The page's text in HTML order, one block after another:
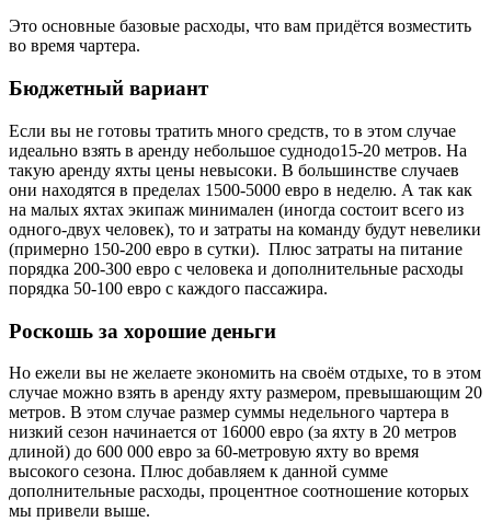
Это основные базовые расходы, что вам придётся возместить
во время чартера.
Бюджетный вариант
Если вы не готовы тратить много средств, то в этом случае
идеально взять в аренду небольшое суднодо15-20 метров. На
такую аренду яхты цены невысоки. В большинстве случаев
они находятся в пределах 1500-5000 евро в неделю. А так как
на малых яхтах экипаж минимален (иногда состоит всего из
одного-двух человек), то и затраты на команду будут невелики
(примерно 150-200 евро в сутки). Плюс затраты на питание
порядка 200-300 евро с человека и дополнительные расходы
порядка 50-100 евро с каждого пассажира.
Роскошь за хорошие деньги
Но ежели вы не желаете экономить на своём отдыхе, то в этом
случае можно взять в аренду яхту размером, превышающим 20
метров. В этом случае размер суммы недельного чартера в
низкий сезон начинается от 16000 евро (за яхту в 20 метров
длиной) до 600 000 евро за 60-метровую яхту во время
высокого сезона. Плюс добавляем к данной сумме
дополнительные расходы, процентное соотношение которых
мы привели выше.